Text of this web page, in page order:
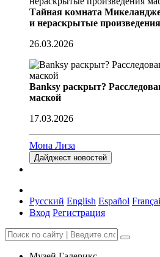
Тайная комната
и нераскрытые
26.03.2026
Banksy раскрыт?
маской
17.03.2026
Мона Лиза
Дайджест новостей
Русский English Español
Вход Регистрация